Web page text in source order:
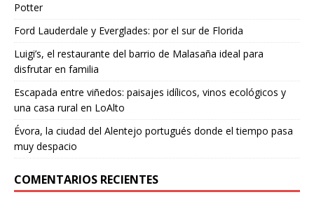
Potter
Ford Lauderdale y Everglades: por el sur de Florida
Luigi’s, el restaurante del barrio de Malasaña ideal para
disfrutar en familia
Escapada entre viñedos: paisajes idílicos, vinos ecológicos y
una casa rural en LoAlto
Évora, la ciudad del Alentejo portugués donde el tiempo pasa
muy despacio
COMENTARIOS RECIENTES